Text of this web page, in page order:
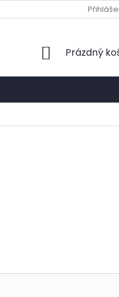
EXPEDIČNÍ A KONTAKTNÍ
NÁKUPNÍ
Prázdný